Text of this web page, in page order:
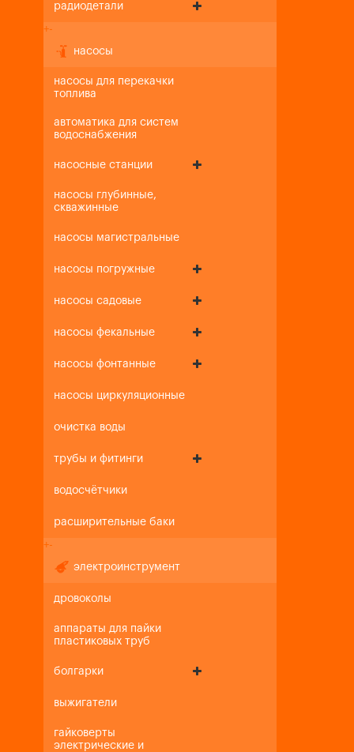
радиодетали
+-
насосы
насосы для перекачки
топлива
автоматика для систем
водоснабжения
насосные станции
насосы глубинные,
скважинные
насосы магистральные
насосы погружные
насосы садовые
насосы фекальные
насосы фонтанные
насосы циркуляционные
очистка воды
трубы и фитинги
водосчётчики
расширительные баки
+-
электроинструмент
дровоколы
аппараты для пайки
пластиковых труб
болгарки
выжигатели
гайковерты
электрические и